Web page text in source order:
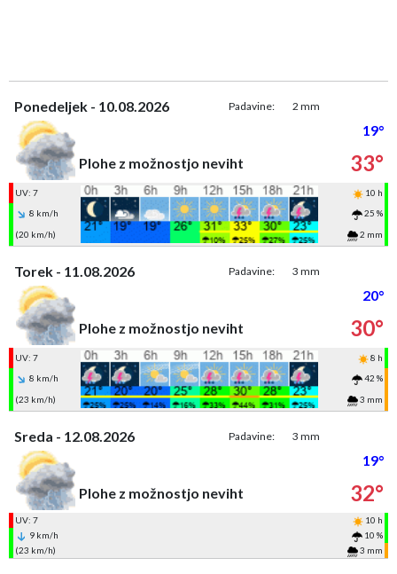
Ponedeljek - 10.08.2026 Padavine: 2 mm
19°
Plohe z možnostjo neviht
33°
UV: 7
10 h
8 km/h
25 %
(20 km/h)
2 mm
Torek - 11.08.2026 Padavine: 3 mm
20°
Plohe z možnostjo neviht
30°
UV: 7
8 h
8 km/h
42 %
(23 km/h)
3 mm
Sreda - 12.08.2026 Padavine: 3 mm
19°
Plohe z možnostjo neviht
32°
UV: 7
10 h
9 km/h
10 %
(23 km/h)
3 mm